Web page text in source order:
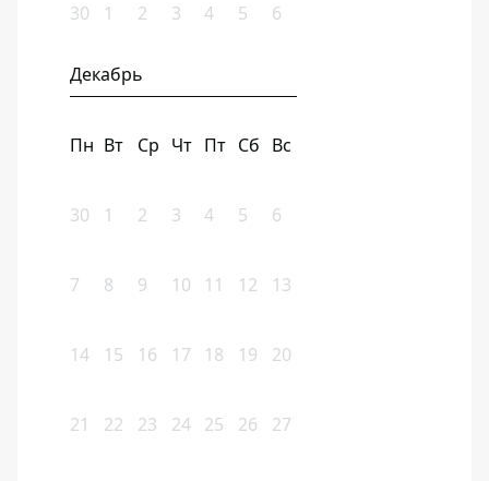
30 1 2 3 4 5 6
Декабрь
Пн Вт Ср Чт Пт Сб Вс
30 1 2 3 4 5 6
7 8 9 10 11 12 13
14 15 16 17 18 19 20
21 22 23 24 25 26 27